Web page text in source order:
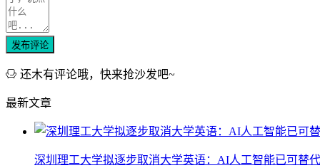
发布评论
还木有评论哦，快来抢沙发吧~
最新文章
深圳理工大学拟逐步取消大学英语：AI人工智能已可替代